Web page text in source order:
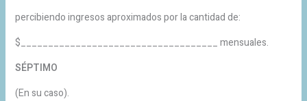
percibiendo ingresos aproximados por la cantidad de:
$____________________________________ mensuales.
SÉPTIMO
(En su caso).